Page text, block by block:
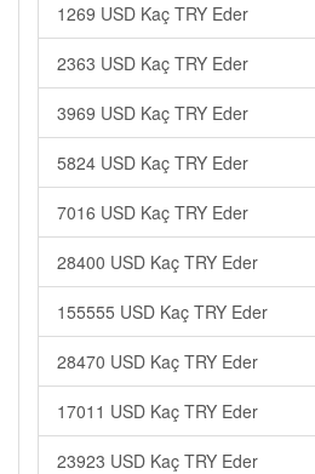
1269 USD Kaç TRY Eder
2363 USD Kaç TRY Eder
3969 USD Kaç TRY Eder
5824 USD Kaç TRY Eder
7016 USD Kaç TRY Eder
28400 USD Kaç TRY Eder
155555 USD Kaç TRY Eder
28470 USD Kaç TRY Eder
17011 USD Kaç TRY Eder
23923 USD Kaç TRY Eder